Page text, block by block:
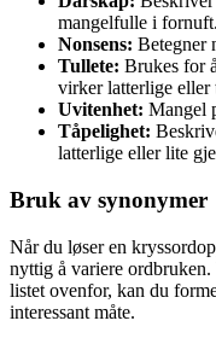
mangelfulle i fornuft.
Nonsens: Betegner
Tullete: Brukes for
virker latterlige eller
Uvitenhet: Mangel
Tåpelighet:
latterlige eller lite
Bruk av synonymer
Når du løser en
nyttig å variere ordbruken.
listet ovenfor, kan du
interessant måte.